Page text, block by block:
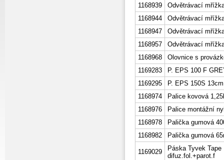
1168939
Odvětrávací
1168944
Odvětrávací
1168947
Odvětrávací
1168957
Odvětrávací
1168968
Olovnice s
1169283
P. EPS 100 F
1169295
P. EPS 150S
1168974
Palice kovová
1168976
Palice montážní
1168978
Palička gumová
1168982
Palička gumová
1169029
Páska Tyvek
difuz.fol.+parot.f